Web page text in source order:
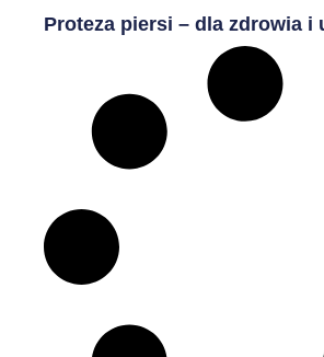
Proteza piersi – dla zdrowia i